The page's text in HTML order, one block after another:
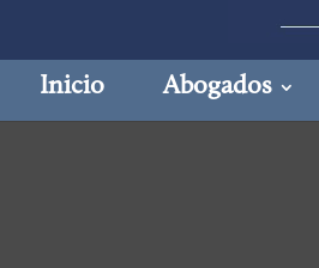
Inicio Abogados